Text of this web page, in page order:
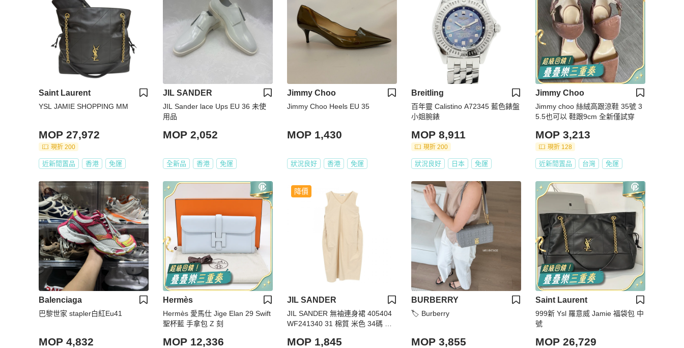
Saint Laurent
YSL JAMIE SHOPPING MM
MOP 27,972
現折 200
近新閒置品 香港 免運
JIL SANDER
JIL Sander lace Ups EU 36 未使
用品
MOP 2,052
全新品 香港 免運
Jimmy Choo
Jimmy Choo Heels EU 35
MOP 1,430
狀況良好 香港 免運
Breitling
百年靈 Calistino A72345 藍色錶盤
小姐腕錶
MOP 8,911
現折 200
狀況良好 日本 免運
Jimmy Choo
Jimmy choo 絲絨高跟涼鞋 35號 3
5.5也可以 鞋跟9cm 全新僅試穿
MOP 3,213
現折 128
近新閒置品 台灣 免運
Balenciaga
巴黎世家 stapler白紅Eu41
MOP 4,832
Hermès
Hermès 愛馬仕 Jige Elan 29 Swift
聖杯藍 手拿包 Z 刻
MOP 12,336
降價
JIL SANDER
JIL SANDER 無袖連身裙 405404
WF241340 31 棉質 米色 34碼 二
MOP 1,845
BURBERRY
🏷️ Burberry
MOP 3,855
Saint Laurent
999新 Ysl 羅意威 Jamie 福袋包 中
號
MOP 26,729